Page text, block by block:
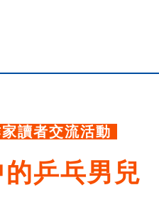
讀者交流活動
乒乓男兒